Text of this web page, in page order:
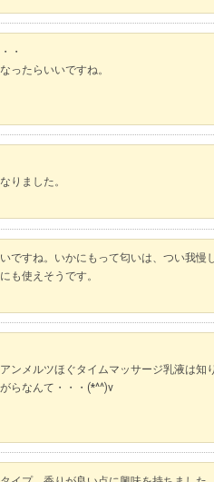
・
ったらいいですね。
りました。
ですね。いかにもって匂いは、つい我慢
も使えそうです。
メルツほぐタイムマッサージ乳液は知
らなんて・・・(*^^)v